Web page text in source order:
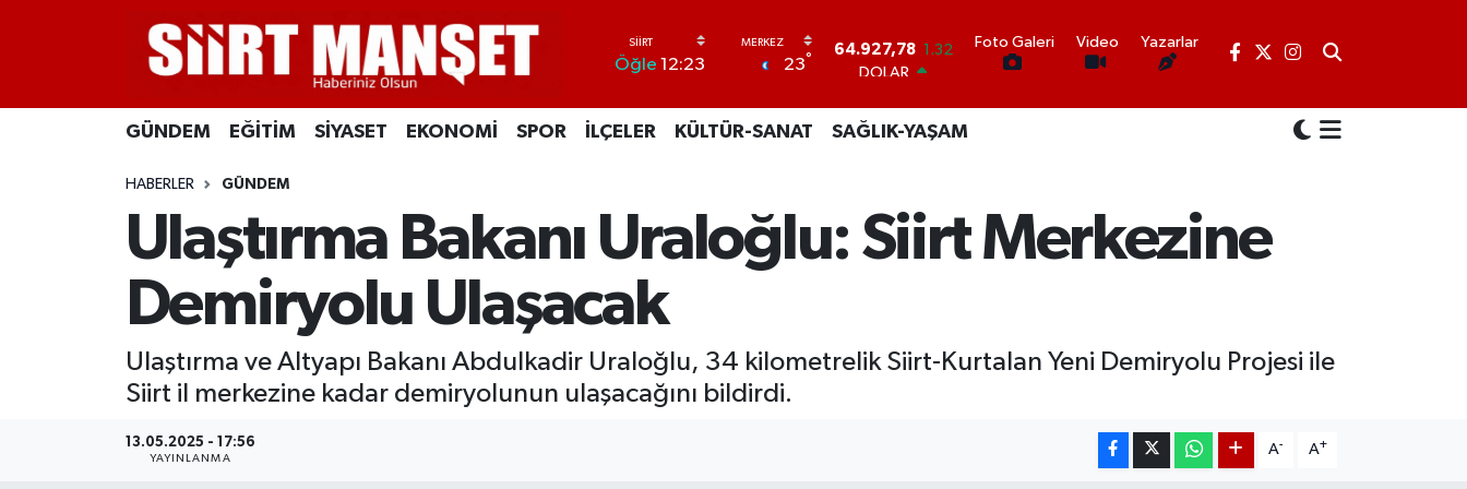
Öğle 12:23 23°
DOLAR
47,5894
0.08
55,0398 -0.02
STERLİN
BİST100
13.703
Foto Galeri Video Yazarlar
GÜNDEM EĞİTİM SİYASET EKONOMİ SPOR İLÇELER KÜLTÜR-SANAT SAĞLIK-YAŞAM
HABERLER GÜNDEM
Ulaştırma Bakanı Uraloğlu: Siirt Merkezine
Demiryolu Ulaşacak
Ulaştırma ve Altyapı Bakanı Abdulkadir Uraloğlu, 34 kilometrelik Siirt-Kurtalan Yeni Demiryolu Projesi ile
Siirt il merkezine kadar demiryolunun ulaşacağını bildirdi.
13.05.2025 - 17:56
YAYINLANMA
A- A+
SİYASET
EKONOMİ
İLÇELER
Siirt Nöbetçi Eczaneler
Siirt Hava Durumu
Siirt Namaz Vakitleri
Siirt Trafik Yoğunluk Haritası
Süper Lig Puan Durumu ve Fikstür
Tüm Manşetler